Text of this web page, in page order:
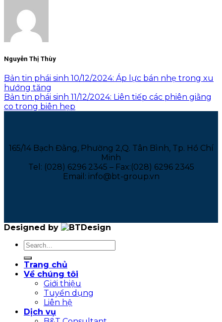
Nguyễn Thị Thùy
Bản tin phái sinh 10/12/2024: Áp lực bán nhẹ trong xu
hướng tăng
Bản tin phái sinh 11/12/2024: Liên tiếp các phiên giằng
co trong biên hẹp
165/14 Bạch Đằng, Phường 2,Q. Tân Bình, Tp. Hồ Chí
Minh
Tel: (028) 6296 2345 – Fax:(028) 6296 2345
Email: info@bt-group.vn
Designed by
Trang chủ
Về chúng tôi
Giới thiệu
Tuyển dụng
Liên hệ
Dịch vụ